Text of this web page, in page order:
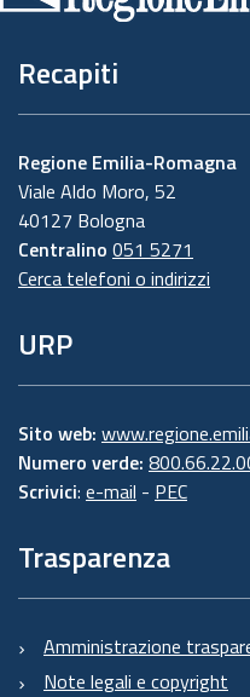
Recapiti
Regione Emilia-Romagna
Viale Aldo Moro, 52
40127 Bologna
Centralino 051 5271
Cerca telefoni o indirizzi
URP
Sito web:
Numero verde:
Scrivici: e-mail - PEC
Trasparenza
Amministrazione
Note legali e copyright